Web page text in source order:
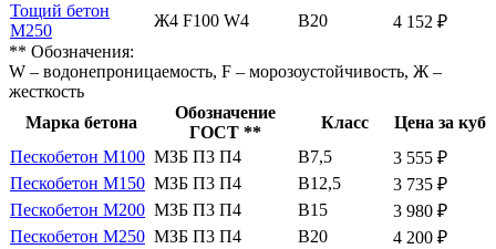
Тощий бетон
М250
Ж4 F100 W4 В20
4 152 ₽
** Обозначения:
W – водонепроницаемость, F – морозоустойчивость, Ж –
жесткость
Марка бетона
Обозначение
ГОСТ **
Класс
Цена за куб
Пескобетон М100 МЗБ П3 П4 В7,5
3 555 ₽
Пескобетон М150 МЗБ П3 П4 В12,5
3 735 ₽
Пескобетон М200 МЗБ П3 П4 В15
3 980 ₽
Пескобетон М250 МЗБ П3 П4 В20
4 200 ₽